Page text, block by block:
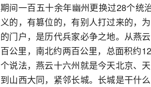
期间一百五十余年幽州更换过28个统
义的，有篡位的，有别人打过来的，
的门户，是历代兵家必争之地。从燕
百公里，南北约两百公里，总面积约
个说法，燕云十六州就是今天北京、
到山西大同，紧邻长城。长城是干什